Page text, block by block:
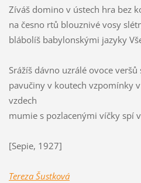
Zíváš domino v ústech hra bez
na česno rtů blouznivé vosy
blábolíš babylonskými jazyky
Srážíš dávno uzrálé ovoce
pavučiny v koutech vzpomínky
vzdech
mumie s pozlacenými víčky spí
[Sepie, 1927]
Tereza Šustková